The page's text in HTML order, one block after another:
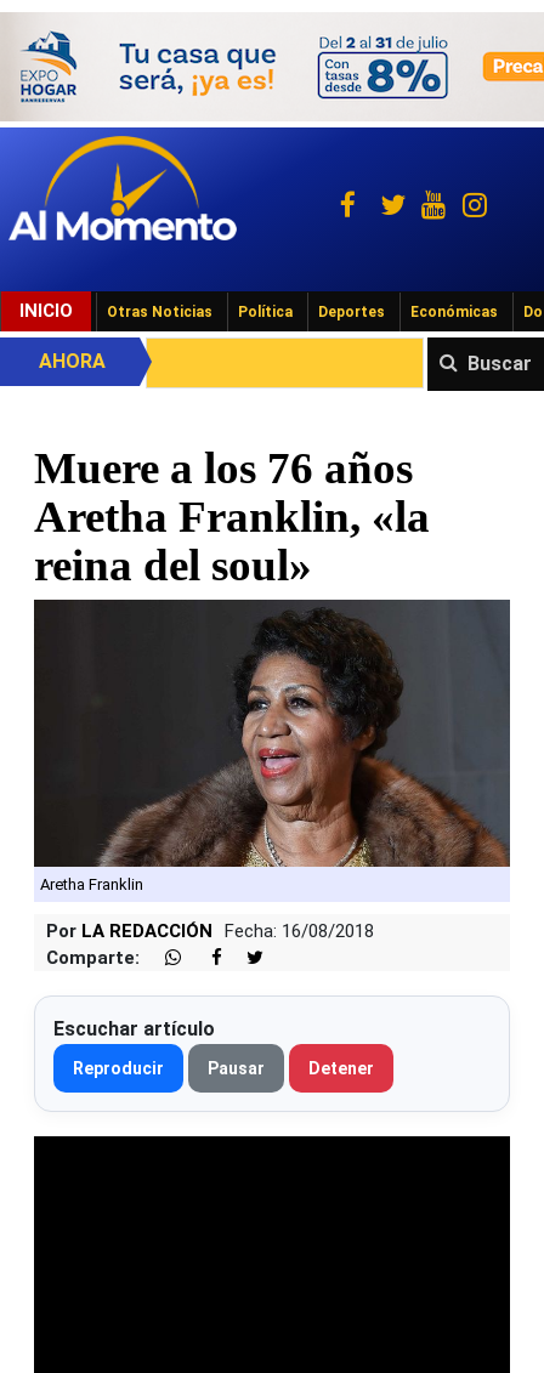
INICIO Otras Noticias Política Deportes Económicas
Buscar
AHORA
Muere a los 76 años
Aretha Franklin, «la
reina del soul»
Aretha Franklin
Por LA REDACCIÓN
Fecha: 16/08/2018
Comparte:
Escuchar artículo
Reproducir Pausar Detener